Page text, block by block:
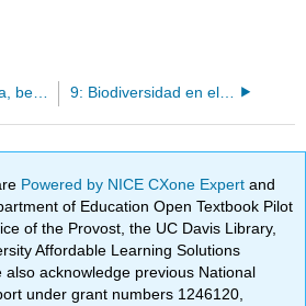
7: Diversidad alfa, beta y gamma 9: Biodiversidad en el tiempo
Powered by NICE CXone Expertand
of Education Open Textbook Pilot
of the Provost, the UC Davis Library,
Affordable Learning Solutions
acknowledge previous National
under grant numbers 1246120,